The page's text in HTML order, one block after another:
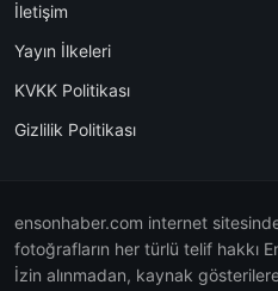
İletişim
Yayın İlkeleri
KVKK Politikası
Gizlilik Politikası
ensonhaber.com internet
fotoğrafların her türlü telif hakkı
İzin alınmadan, kaynak